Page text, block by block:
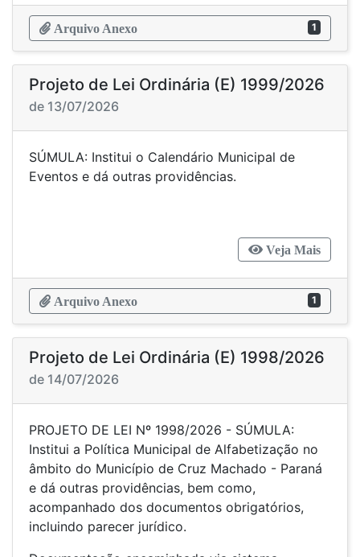
Arquivo Anexo 1
Projeto de Lei Ordinária (E) 1999/2026
de 13/07/2026
SÚMULA: Institui o Calendário Municipal de
Eventos e dá outras providências.
Veja Mais
Arquivo Anexo 1
Projeto de Lei Ordinária (E) 1998/2026
de 14/07/2026
PROJETO DE LEI Nº 1998/2026 - SÚMULA:
Institui a Política Municipal de Alfabetização no
âmbito do Município de Cruz Machado - Paraná
e dá outras providências, bem como,
acompanhado dos documentos obrigatórios,
incluindo parecer jurídico.